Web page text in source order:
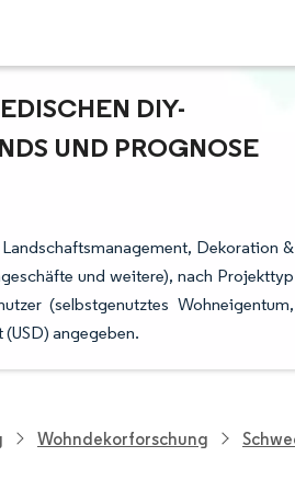
DIY-H
UND PROGNOSE (
Dekoration &
und weitere), nach Projekttyp
(selbstgenutztes Wohneigentum,
angegeben.
Wohndekorforschung